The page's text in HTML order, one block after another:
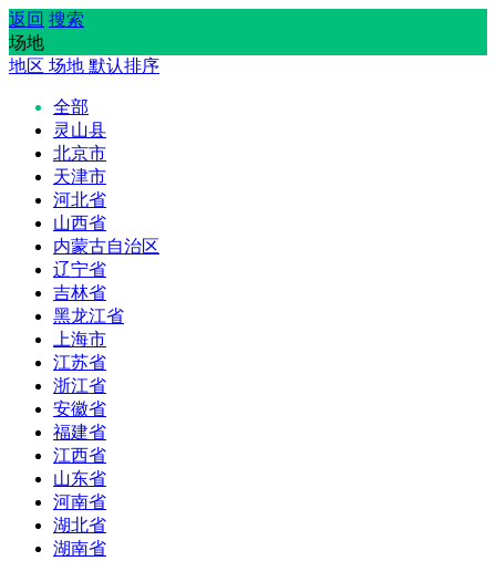
返回 搜索
场地
地区 场地 默认排序
全部
灵山县
北京市
天津市
河北省
山西省
内蒙古自治区
辽宁省
吉林省
黑龙江省
上海市
江苏省
浙江省
安徽省
福建省
江西省
山东省
河南省
湖北省
湖南省